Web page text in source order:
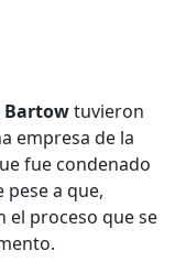
Bartowtuvieron
empresa de la
fue condenado
pese a que,
el proceso que se